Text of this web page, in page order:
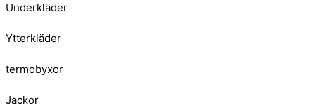
Underkläder
Ytterkläder
termobyxor
Jackor